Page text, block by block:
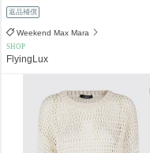
返品補償
Weekend Max Mara
SHOP
FlyingLux